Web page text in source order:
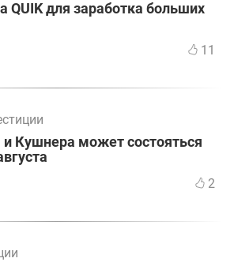
QUIK для заработка больших
11
и Кушнера может состояться
2